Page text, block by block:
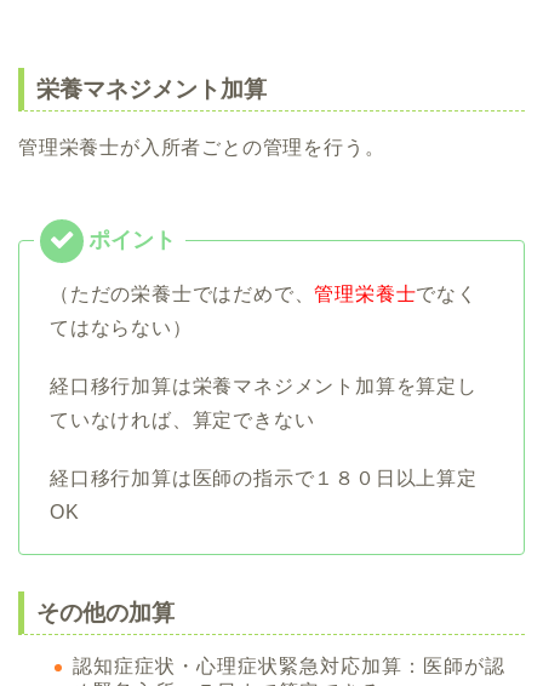
栄養マネジメント加算
管理栄養士が入所者ごとの管理を行う。
（ただの栄養士ではだめで、管理栄養士でなく
てはならない）
経口移行加算は栄養マネジメント加算を算定し
ていなければ、算定できない
経口移行加算は医師の指示で１８０日以上算定
OK
その他の加算
認知症症状・心理症状緊急対応加算：医師が認